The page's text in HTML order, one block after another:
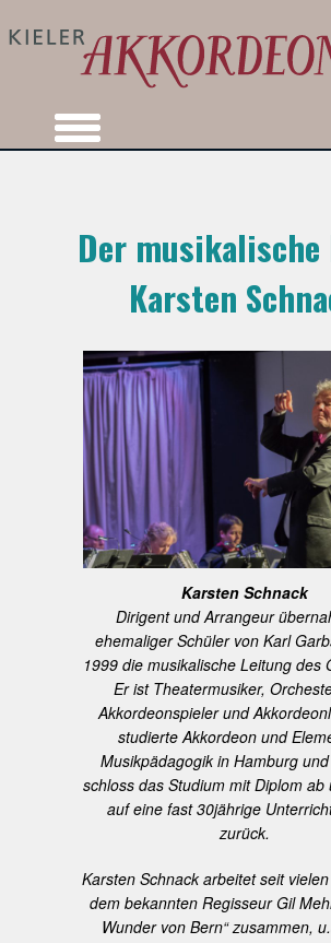
Der
Karsten
Karsten Schnack
Dirigent und Arrangeur
ehemaliger Schüler von Karl
1999 die musikalische Leitung des
Er ist Theatermusiker,
Akkordeonspieler und
studierte Akkordeon und
Musikpädagogik in Hamburg
schloss das Studium mit Diplom ab
auf eine fast 30jährige
zurück.
Karsten Schnack arbeitet seit
dem bekannten Regisseur Gil
Wunder von Bern“ zusammen,